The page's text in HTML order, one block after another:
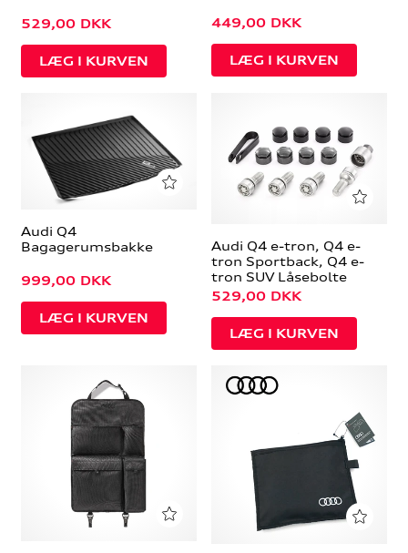
529,00 DKK 449,00 DKK
Audi Q4
Bagagerumsbakke
999,00 DKK
Audi Q4 e-tron, Q4 e-
tron Sportback, Q4 e-
tron SUV Låsebolte
529,00 DKK